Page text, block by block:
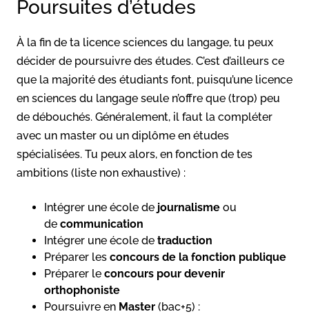
Poursuites d’études
À la fin de ta licence sciences du langage, tu peux
décider de poursuivre des études. C’est d’ailleurs ce
que la majorité des étudiants font, puisqu’une licence
en sciences du langage seule n’offre que (trop) peu
de débouchés. Généralement, il faut la compléter
avec un master ou un diplôme en études
spécialisées. Tu peux alors, en fonction de tes
ambitions (liste non exhaustive) :
Intégrer une école de journalisme ou
de communication
Intégrer une école de traduction
Préparer les concours de la fonction publique
Préparer le concours pour devenir
orthophoniste
Poursuivre en Master (bac+5) :